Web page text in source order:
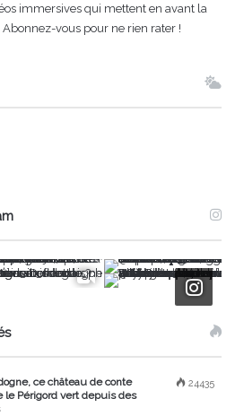
immersives qui mettent en avant la
vous pour ne rien rater !
24435
ce château de conte
le Périgord vert depuis des